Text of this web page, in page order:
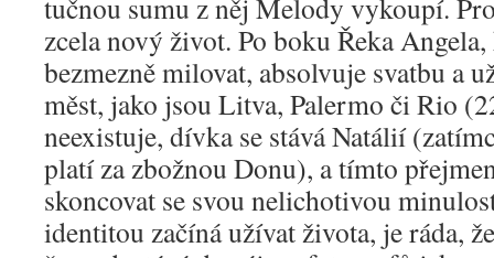
tučnou sumu z něj Melody vykoupí.
zcela nový život. Po boku Řeka
bezmezně milovat, absolvuje svatbu a
měst, jako jsou Litva, Palermo či Rio
neexistuje, dívka se stává Natálií
platí za zbožnou Donu), a tímto
skoncovat se svou nelichotivou
identitou začíná užívat života, je ráda,